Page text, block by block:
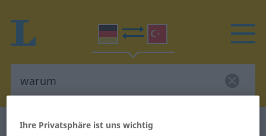
Deutsch-Türkisch Wörterbuch
Ihre Privatsphäre ist uns wichtig